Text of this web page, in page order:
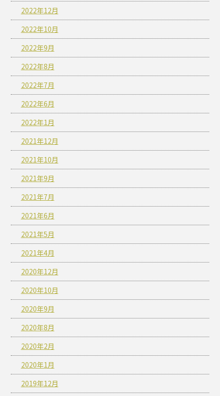
2022年12月
2022年10月
2022年9月
2022年8月
2022年7月
2022年6月
2022年1月
2021年12月
2021年10月
2021年9月
2021年7月
2021年6月
2021年5月
2021年4月
2020年12月
2020年10月
2020年9月
2020年8月
2020年2月
2020年1月
2019年12月